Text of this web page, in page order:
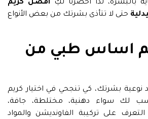
بالبشرة، لذا أحضرنا لكِ افضل كريم
حتى لا تتأذى بشرتك من بعض الأنواع
اساس طبي من
نوعية بشرتك، كي تنجحي في اختيار كريم
لك سواء دهنية، مختلطة، جافة،
على تركيبة الفاونديشن والمواد